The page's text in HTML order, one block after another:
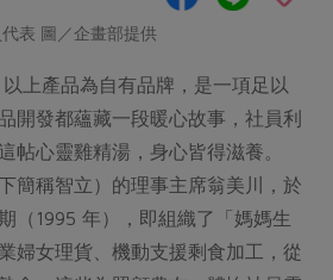
烘焙
沖泡飲品
案
惜食
支持本土農糧
能源議題
減塑減廢
表 圖／企畫部提供
上產品為自有品牌，是一項足以
開發都蘊藏一段暖心故事，社員利
帖心靈雞精湯，身心皆得滋養。
簡稱智立）的理事主席翁美川，於
（1995 年），即組織了「媽媽生
婦女理貨、機動支援剩食加工，從